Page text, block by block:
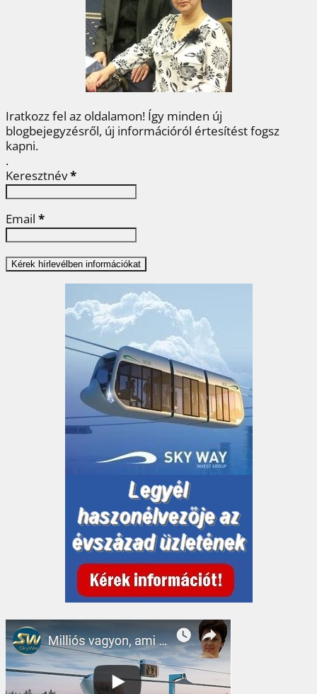
o
k
r
e
s
t
I
n
e
g
Iratkozz fel az oldalamon! Így minden új
blogbejegyzésről, új információról értesítést fogsz
kapni.
.
Keresztnév*
Email *